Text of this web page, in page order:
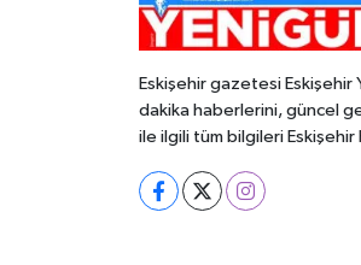
Eskişehir gazetesi Eskişehir
dakika haberlerini, güncel
ile ilgili tüm bilgileri Eskişehir